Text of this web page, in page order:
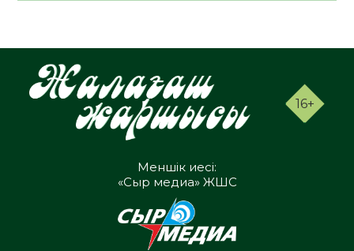
16+
Меншік иесі:
«Сыр медиа» ЖШС